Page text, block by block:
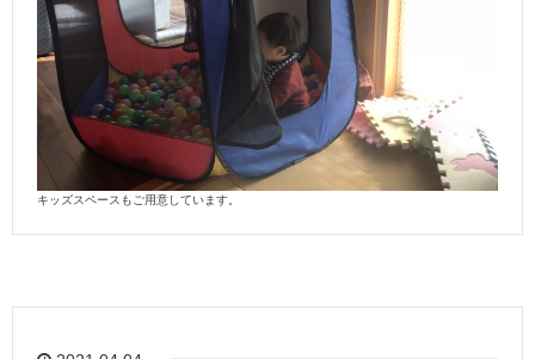
キッズスペースもご用意しています。